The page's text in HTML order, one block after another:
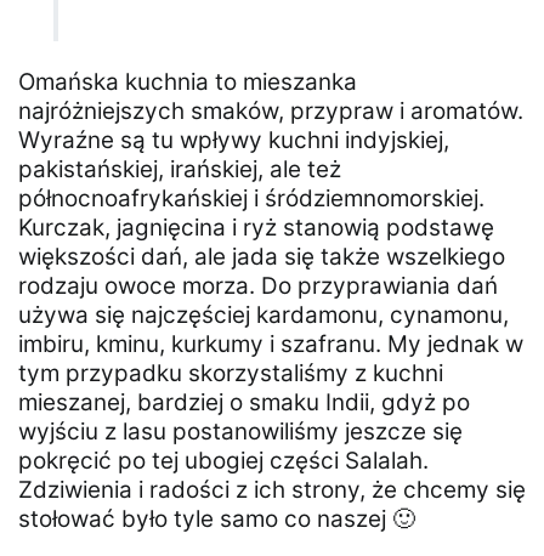
Omańska kuchnia to mieszanka
najróżniejszych smaków, przypraw i aromatów.
Wyraźne są tu wpływy kuchni indyjskiej,
pakistańskiej, irańskiej, ale też
północnoafrykańskiej i śródziemnomorskiej.
Kurczak, jagnięcina i ryż stanowią podstawę
większości dań, ale jada się także wszelkiego
rodzaju owoce morza. Do przyprawiania dań
używa się najczęściej kardamonu, cynamonu,
imbiru, kminu, kurkumy i szafranu. My jednak w
tym przypadku skorzystaliśmy z kuchni
mieszanej, bardziej o smaku Indii, gdyż po
wyjściu z lasu postanowiliśmy jeszcze się
pokręcić po tej ubogiej części Salalah.
Zdziwienia i radości z ich strony, że chcemy się
stołować było tyle samo co naszej 🙂